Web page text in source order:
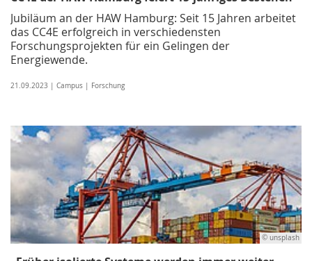
Jubiläum an der HAW Hamburg: Seit 15 Jahren arbeitet
das CC4E erfolgreich in verschiedensten
Forschungsprojekten für ein Gelingen der
Energiewende.
21.09.2023 | Campus | Forschung
© unsplash